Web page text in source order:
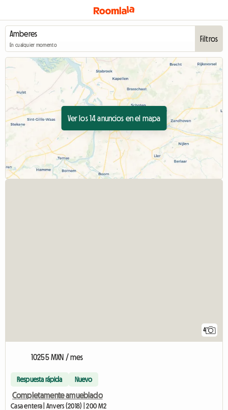
En cualquier momento
Filtros
Ver los 14 anuncios en el mapa
4
10255 MXN / mes
Respuesta rápida Nuevo
Completamente amueblado
Casa entera | Anvers (2018) | 200 M2